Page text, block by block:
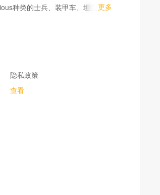
种类的士兵、装甲车、坦克、战
1 更多
隐私政策
查看